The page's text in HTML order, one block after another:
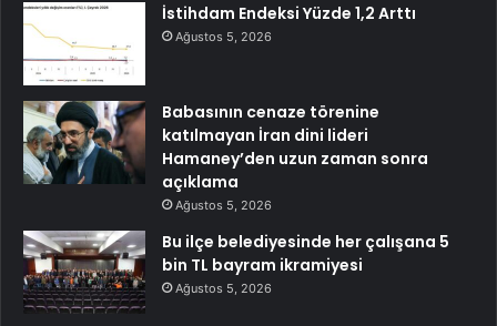
İstihdam Endeksi Yüzde 1,2 Arttı
Ağustos 5, 2026
Babasının cenaze törenine
katılmayan İran dini lideri
Hamaney’den uzun zaman sonra
açıklama
Ağustos 5, 2026
Bu ilçe belediyesinde her çalışana 5
bin TL bayram ikramiyesi
Ağustos 5, 2026